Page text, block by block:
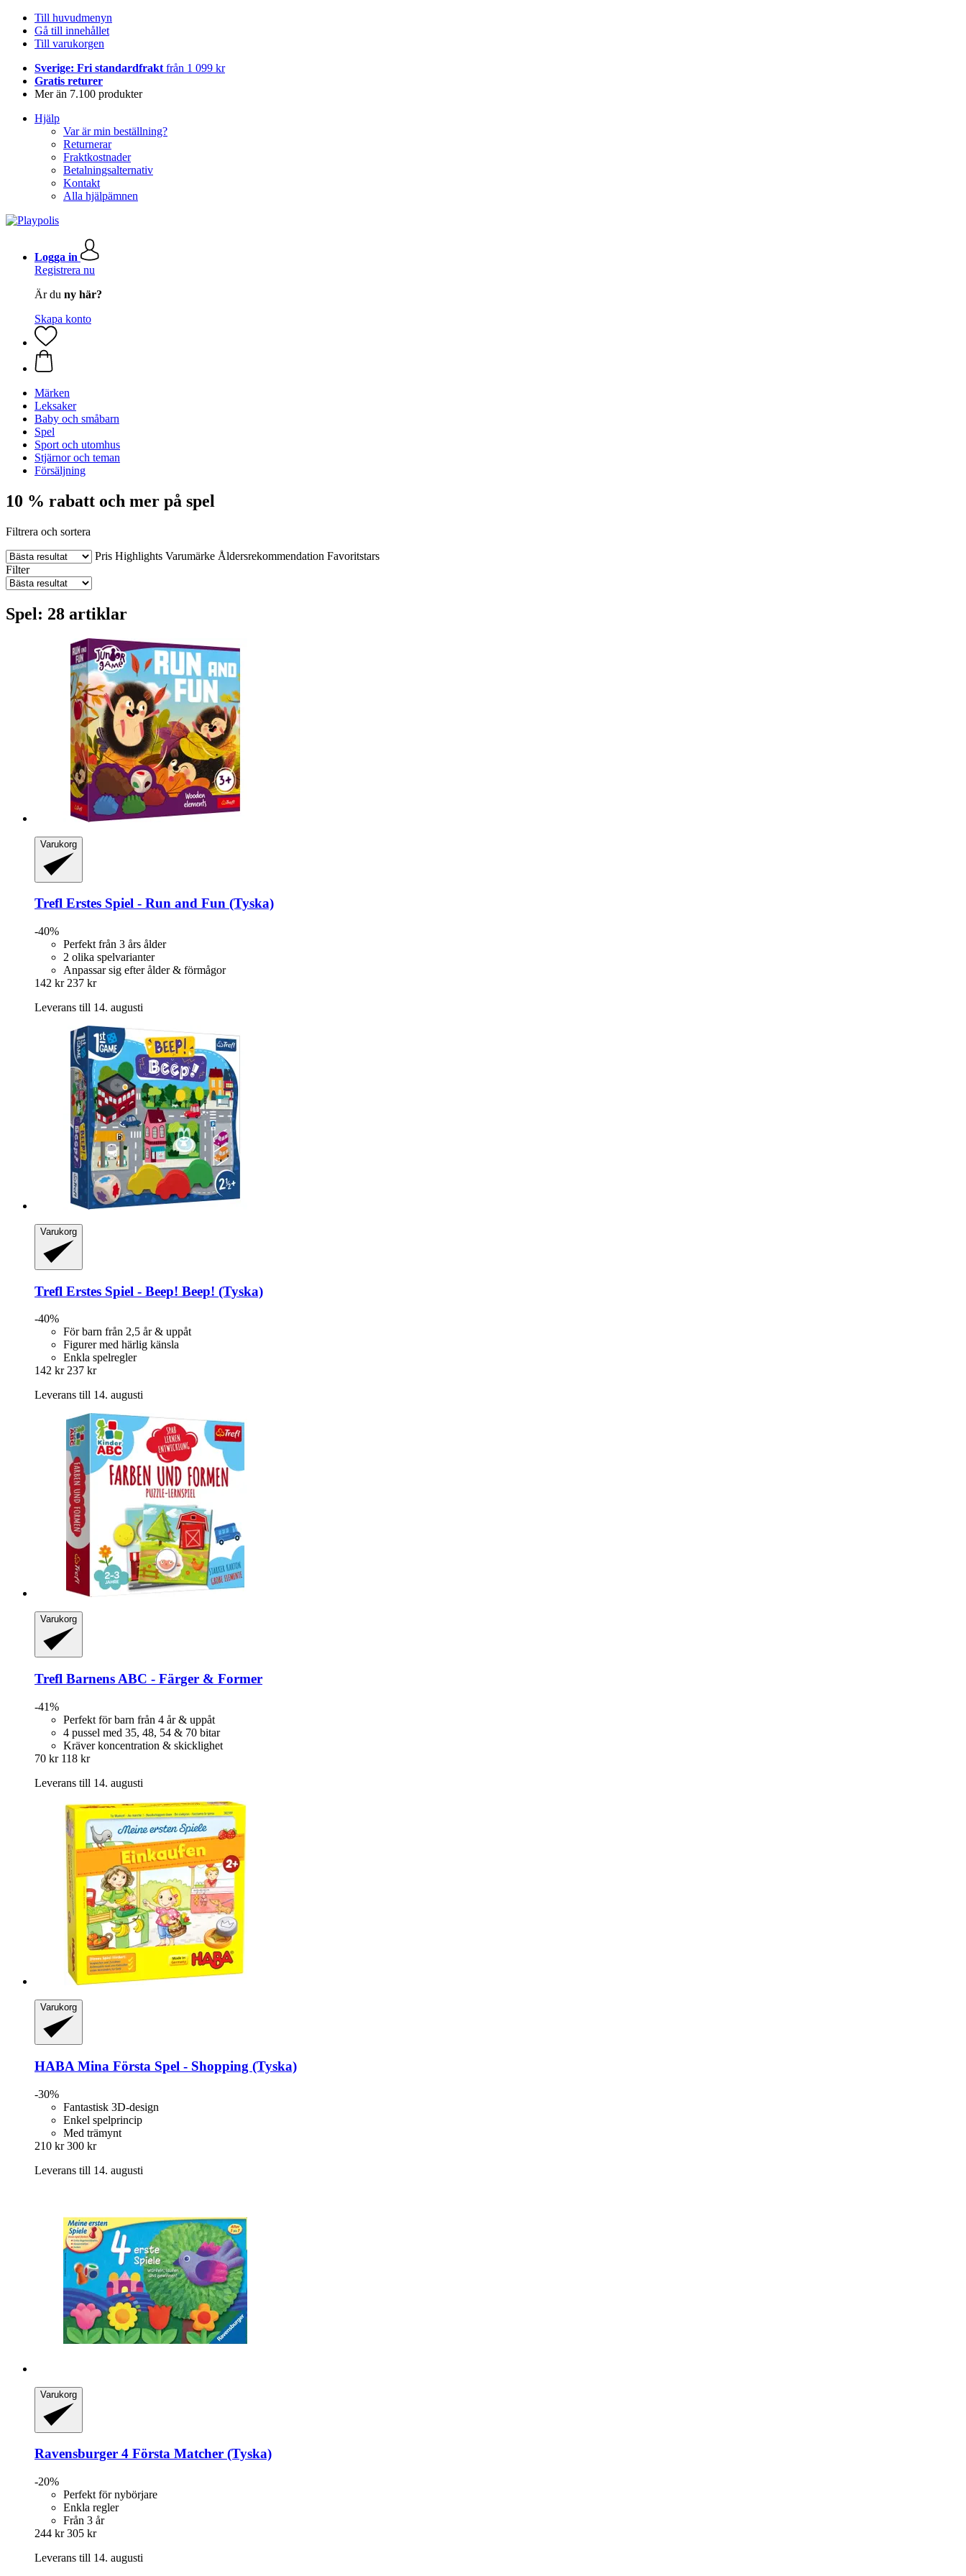
Till huvudmenyn
Gå till innehållet
Till varukorgen
Sverige: Fri standardfrakt från 1 099 kr
Gratis returer
Mer än 7.100 produkter
Hjälp
Var är min beställning?
Returnerar
Fraktkostnader
Betalningsalternativ
Kontakt
Alla hjälpämnen
Logga in
Registrera nu
Är du ny här?
Skapa konto
Märken
Leksaker
Baby och småbarn
Spel
Sport och utomhus
Stjärnor och teman
Försäljning
10 % rabatt och mer på spel
Filtrera och sortera
Pris Highlights Varumärke Åldersrekommendation Favoritstars
Filter
Spel: 28 artiklar
Varukorg
Trefl Erstes Spiel -​ Run and Fun (Tyska)
-40%
Perfekt från 3 års ålder
2 olika spelvarianter
Anpassar sig efter ålder & förmågor
142 kr 237 kr
Leverans till 14. augusti
Varukorg
Trefl Erstes Spiel -​ Beep! Beep! (Tyska)
-40%
För barn från 2,5 år & uppåt
Figurer med härlig känsla
Enkla spelregler
142 kr 237 kr
Leverans till 14. augusti
Varukorg
Trefl Barnens ABC -​ Färger & Former
-41%
Perfekt för barn från 4 år & uppåt
4 pussel med 35, 48, 54 & 70 bitar
Kräver koncentration & skicklighet
70 kr 118 kr
Leverans till 14. augusti
Varukorg
HABA Mina Första Spel -​ Shopping (Tyska)
-30%
Fantastisk 3D-design
Enkel spelprincip
Med trämynt
210 kr 300 kr
Leverans till 14. augusti
Varukorg
Ravensburger 4 Första Matcher (Tyska)
-20%
Perfekt för nybörjare
Enkla regler
Från 3 år
244 kr 305 kr
Leverans till 14. augusti